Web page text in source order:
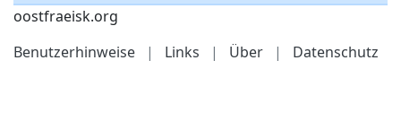
oostfraeisk.org
Benutzerhinweise
| Links | Über | Datenschutz